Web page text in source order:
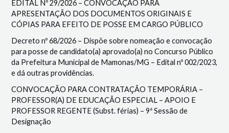
EDITAL Nº 29/2026 – CONVOCAÇÃO PARA
APRESENTAÇÃO DOS DOCUMENTOS ORIGINAIS E
CÓPIAS PARA EFEITO DE POSSE EM CARGO PÚBLICO
Decreto nº 68/2026 – Dispõe sobre nomeação e convocação
para posse de candidato(a) aprovado(a) no Concurso Público
da Prefeitura Municipal de Mamonas/MG – Edital nº 002/2023,
e dá outras providências.
CONVOCAÇÃO PARA CONTRATAÇÃO TEMPORÁRIA –
PROFESSOR(A) DE EDUCAÇÃO ESPECIAL – APOIO E
PROFESSOR REGENTE (Subst. férias) – 9ª Sessão de
Designação